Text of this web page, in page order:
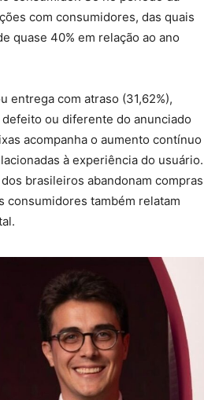
com consumidores, das quais
quase 40% em relação ao ano
entrega com atraso (31,62%),
ou diferente do anunciado
acompanha o aumento contínuo
à experiência do usuário.
brasileiros abandonam compras
consumidores também relatam